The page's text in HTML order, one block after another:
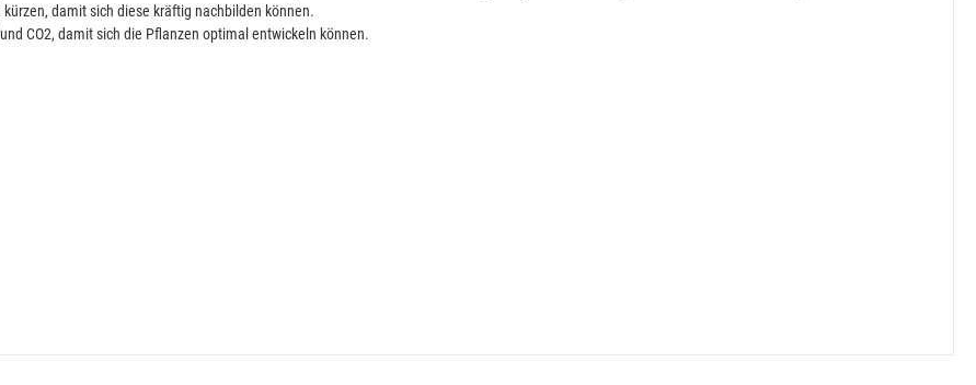
damit sich diese kräftig nachbilden können.
CO2, damit sich die Pflanzen optimal entwickeln können.